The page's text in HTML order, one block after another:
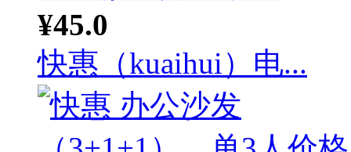
¥45.0
快惠（kuaihui）电...